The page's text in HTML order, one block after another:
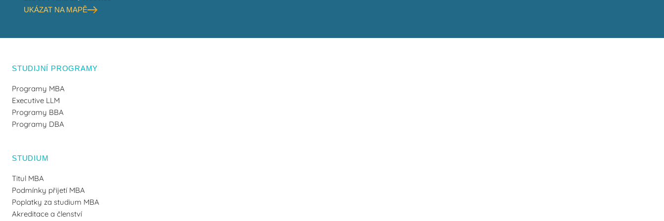
UKÁZAT NA MAPĚ
STUDIJNÍ PROGRAMY
Programy MBA
Executive LLM
Programy BBA
Programy DBA
STUDIUM
Titul MBA
Podmínky přijetí MBA
Poplatky za studium MBA
Akreditace a členství